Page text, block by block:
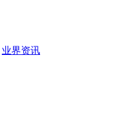
业界资讯